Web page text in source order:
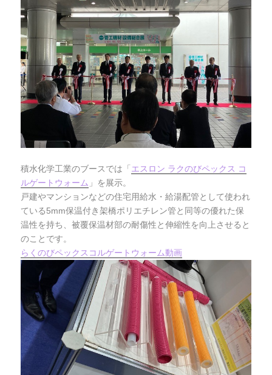
積水化学工業のブースでは「 エスロン ラクのびペックス コ
ルゲートウォーム 」を展示。
戸建やマンションなどの住宅用給水・給湯配管として使われ
ている5mm保温付き架橋ポリエチレン管と同等の優れた保
温性を持ち、被覆保温材部の耐傷性と伸縮性を向上させると
のことです。
らくのびペックスコルゲートウォーム動画